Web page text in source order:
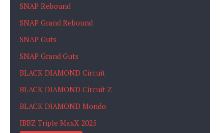
SNAP Rebound
SNAP Grand Rebound
SNAP Guts
SNAP Grand Guts
BLACK DIAMOND Circuit
BLACK DIAMOND Circuit Z
BLACK DIAMOND Mondo
IBBZ Triple MaxX 2025